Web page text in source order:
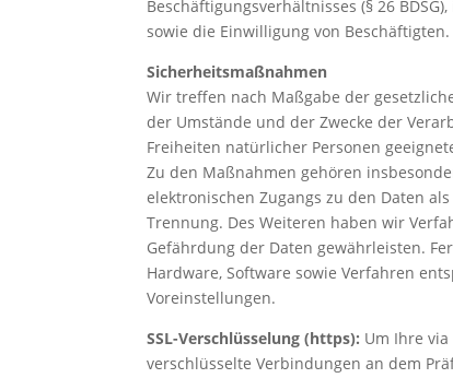
Beschäftigungsverhältnisses (§ 26
sowie die Einwilligung von
Sicherheitsmaßnahmen
Wir treffen nach Maßgabe der
der Umstände und der Zwecke der
Freiheiten natürlicher Personen
Zu den Maßnahmen gehören
elektronischen Zugangs zu den Daten
Trennung. Des Weiteren haben wir
Gefährdung der Daten gewährleisten.
Hardware, Software sowie Verfahren
Voreinstellungen.
SSL-Verschlüsselung (https): Um Ihre
verschlüsselte Verbindungen an dem